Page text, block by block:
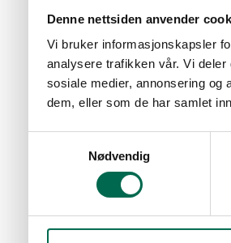
Denne nettsiden anvender
Vi bruker informasjonskapsler
analysere trafikken vår. Vi
sosiale medier, annonsering og
dem, eller som de har samlet
Nødvendig